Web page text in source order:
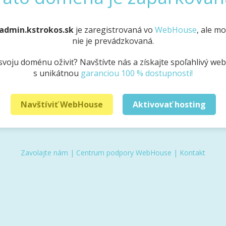
admin.kstrokos.skje zaregistrovaná vo WebHouse, ale
nie je prevádzkovaná.
doménu oživiť? Navštívte nás a získajte spoľahlivý
s unikátnou garanciou 100 % dostupnosti!
Navštíviť WebHouse Aktivovať hosting
Zavolajte nám | Centrum podpory WebHouse | Kontakt